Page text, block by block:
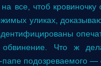
все, чтоб
уликах,
Что ж
подозреваемого —